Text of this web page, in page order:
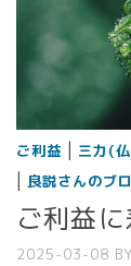
ご利益 | 三力(
| 良説さんのブ
ご利益
2025-03-08 BY